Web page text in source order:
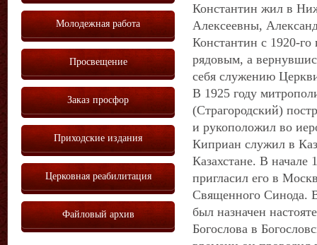
Константин жил в
Алексеевны,
Константин с 1920-
рядовым, а
себя служению
В 1925 году
(Страгородский)
и рукоположил во
Киприан служил в
Казахстане. В начале
пригласил его в
Священного Синода.
был назначен
Богослова в
Молодежная работа
Просвещение
Заказ просфор
Приходские издания
Церковная реабилитация
Файловый архив